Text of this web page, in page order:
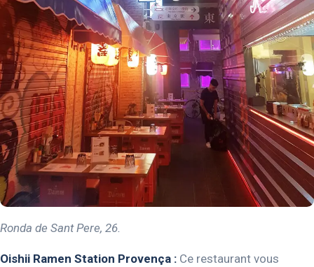
Ronda de Sant Pere, 26.
Oishii Ramen Station Provença : Ce restaurant vous